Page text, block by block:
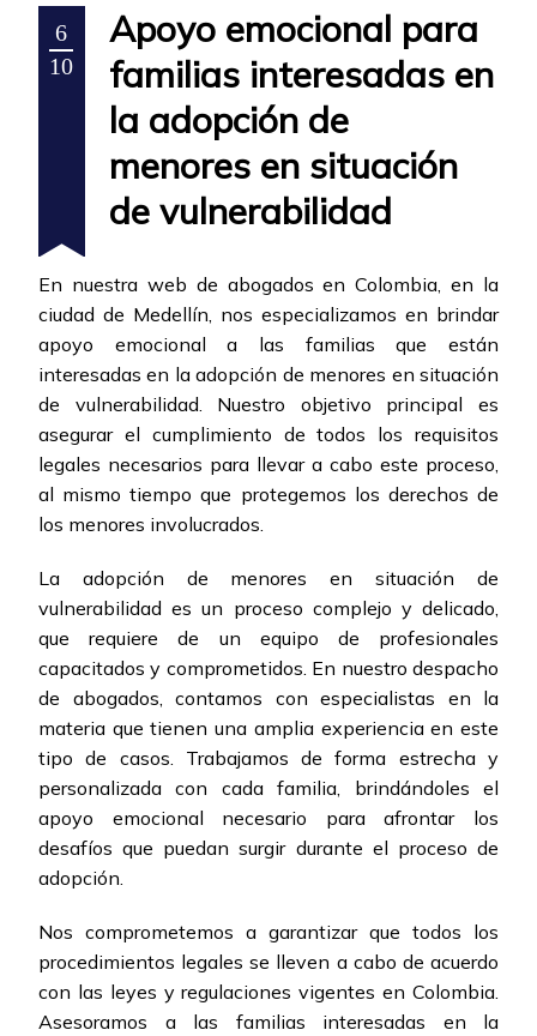
6
10
Apoyo emocional para
familias interesadas en
la adopción de
menores en situación
de vulnerabilidad
En nuestra web de abogados en Colombia, en la
ciudad de Medellín, nos especializamos en brindar
apoyo emocional a las familias que están
interesadas en la adopción de menores en situación
de vulnerabilidad. Nuestro objetivo principal es
asegurar el cumplimiento de todos los requisitos
legales necesarios para llevar a cabo este proceso,
al mismo tiempo que protegemos los derechos de
los menores involucrados.
La adopción de menores en situación de
vulnerabilidad es un proceso complejo y delicado,
que requiere de un equipo de profesionales
capacitados y comprometidos. En nuestro despacho
de abogados, contamos con especialistas en la
materia que tienen una amplia experiencia en este
tipo de casos. Trabajamos de forma estrecha y
personalizada con cada familia, brindándoles el
apoyo emocional necesario para afrontar los
desafíos que puedan surgir durante el proceso de
adopción.
Nos comprometemos a garantizar que todos los
procedimientos legales se lleven a cabo de acuerdo
con las leyes y regulaciones vigentes en Colombia.
Asesoramos a las familias interesadas en la